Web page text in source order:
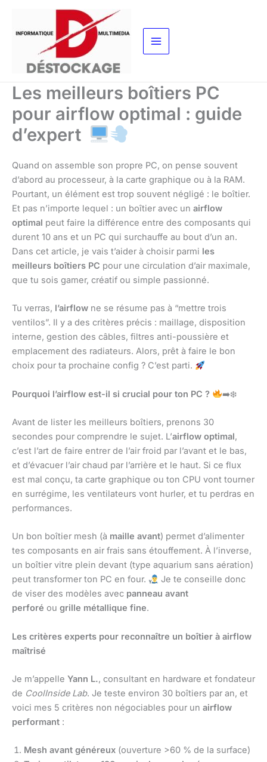
contenu
Les meilleurs boîtiers PC
pour airflow optimal : guide
d’expert
Quand on assemble son propre PC, on pense souvent
d’abord au processeur, à la carte graphique ou à la RAM.
Pourtant, un élément est trop souvent négligé : le boîtier.
Et pas n’importe lequel : un boîtier avec un airflow
optimal peut faire la différence entre des composants qui
durent 10 ans et un PC qui surchauffe au bout d’un an.
Dans cet article, je vais t’aider à choisir parmi les
meilleurs boîtiers PC pour une circulation d’air maximale,
que tu sois gamer, créatif ou simple passionné.
Tu verras, l’airflow ne se résume pas à “mettre trois
ventilos”. Il y a des critères précis : maillage, disposition
interne, gestion des câbles, filtres anti-poussière et
emplacement des radiateurs. Alors, prêt à faire le bon
choix pour ta prochaine config ? C’est parti.
Pourquoi l’airflow est-il si crucial pour ton PC ? ➡❄
Avant de lister les meilleurs boîtiers, prenons 30
secondes pour comprendre le sujet. L’airflow optimal,
c’est l’art de faire entrer de l’air froid par l’avant et le bas,
et d’évacuer l’air chaud par l’arrière et le haut. Si ce flux
est mal conçu, ta carte graphique ou ton CPU vont tourner
en surrégime, les ventilateurs vont hurler, et tu perdras en
performances.
Un bon boîtier mesh (à maille avant) permet d’alimenter
tes composants en air frais sans étouffement. À l’inverse,
un boîtier vitre plein devant (type aquarium sans aération)
peut transformer ton PC en four.
Je te conseille donc
de viser des modèles avec panneau avant
perforé ou grille métallique fine.
Les critères experts pour reconnaître un boîtier à airflow
maîtrisé
Je m’appelle Yann L., consultant en hardware et fondateur
de CoolInside Lab. Je teste environ 30 boîtiers par an, et
voici mes 5 critères non négociables pour un airflow
performant :
Mesh avant généreux (ouverture >60 % de la surface)